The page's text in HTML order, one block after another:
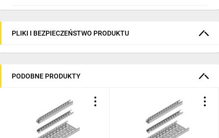
PLIKI I BEZPIECZEŃSTWO PRODUKTU
PODOBNE PRODUKTY